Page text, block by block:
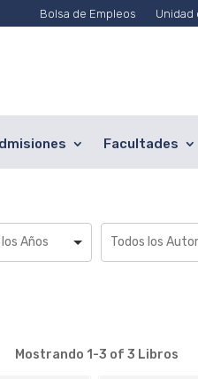
Bolsa de Empleos Unidad
Facultades
Mostrando 1-3 of 3 Libros